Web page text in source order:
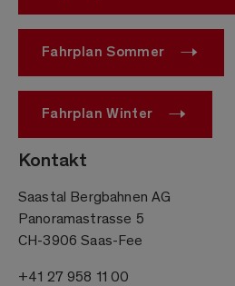
Fahrplan Sommer
Fahrplan Winter
Kontakt
Saastal Bergbahnen AG
Panoramastrasse 5
CH-3906 Saas-Fee
+41 27 958 11 00